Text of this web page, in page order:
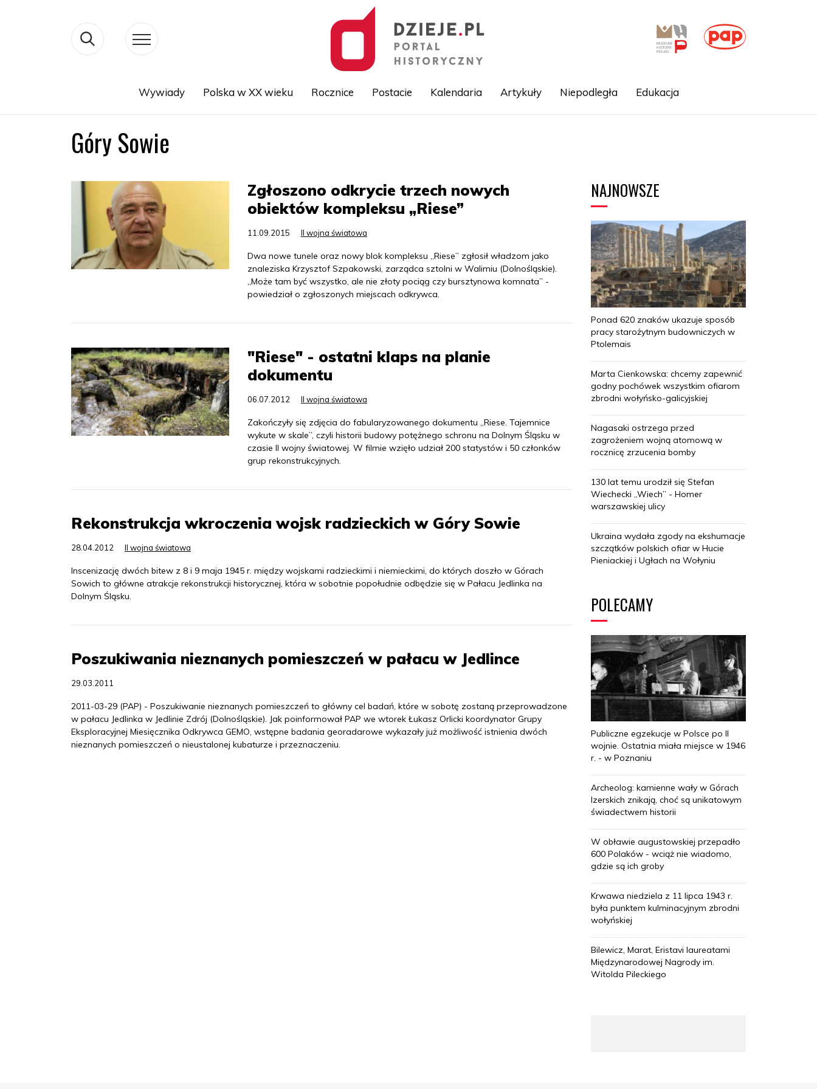
Wywiady Polska w XX wieku Rocznice Postacie Kalendaria Artykuły Niepodległa Edukacja
Góry Sowie
Zgłoszono odkrycie trzech nowych
obiektów kompleksu „Riese”
11.09.2015 II wojna światowa
Dwa nowe tunele oraz nowy blok kompleksu „Riese” zgłosił władzom jako
znaleziska Krzysztof Szpakowski, zarządca sztolni w Walimiu (Dolnośląskie).
„Może tam być wszystko, ale nie złoty pociąg czy bursztynowa komnata” -
powiedział o zgłoszonych miejscach odkrywca.
"Riese" - ostatni klaps na planie
dokumentu
06.07.2012 II wojna światowa
Zakończyły się zdjęcia do fabularyzowanego dokumentu „Riese. Tajemnice
wykute w skale”, czyli historii budowy potężnego schronu na Dolnym Śląsku w
czasie II wojny światowej. W filmie wzięło udział 200 statystów i 50 członków
grup rekonstrukcyjnych.
Rekonstrukcja wkroczenia wojsk radzieckich w Góry Sowie
28.04.2012 II wojna światowa
Inscenizację dwóch bitew z 8 i 9 maja 1945 r. między wojskami radzieckimi i niemieckimi, do których doszło w Górach
Sowich to główne atrakcje rekonstrukcji historycznej, która w sobotnie popołudnie odbędzie się w Pałacu Jedlinka na
Dolnym Śląsku.
Poszukiwania nieznanych pomieszczeń w pałacu w Jedlince
29.03.2011
2011-03-29 (PAP) - Poszukiwanie nieznanych pomieszczeń to główny cel badań, które w sobotę zostaną przeprowadzone
w pałacu Jedlinka w Jedlinie Zdrój (Dolnośląskie). Jak poinformował PAP we wtorek Łukasz Orlicki koordynator Grupy
Eksploracyjnej Miesięcznika Odkrywca GEMO, wstępne badania georadarowe wykazały już możliwość istnienia dwóch
nieznanych pomieszczeń o nieustalonej kubaturze i przeznaczeniu.
NAJNOWSZE
Ponad 620 znaków ukazuje sposób
pracy starożytnym budowniczych w
Ptolemais
Marta Cienkowska: chcemy zapewnić
godny pochówek wszystkim ofiarom
zbrodni wołyńsko-galicyjskiej
Nagasaki ostrzega przed
zagrożeniem wojną atomową w
rocznicę zrzucenia bomby
130 lat temu urodził się Stefan
Wiechecki „Wiech” - Homer
warszawskiej ulicy
Ukraina wydała zgody na ekshumacje
szczątków polskich ofiar w Hucie
Pieniackiej i Ugłach na Wołyniu
POLECAMY
Publiczne egzekucje w Polsce po II
wojnie. Ostatnia miała miejsce w 1946
r. - w Poznaniu
Archeolog: kamienne wały w Górach
Izerskich znikają, choć są unikatowym
świadectwem historii
W obławie augustowskiej przepadło
600 Polaków - wciąż nie wiadomo,
gdzie są ich groby
Krwawa niedziela z 11 lipca 1943 r.
była punktem kulminacyjnym zbrodni
wołyńskiej
Bilewicz, Marat, Eristavi laureatami
Międzynarodowej Nagrody im.
Witolda Pileckiego